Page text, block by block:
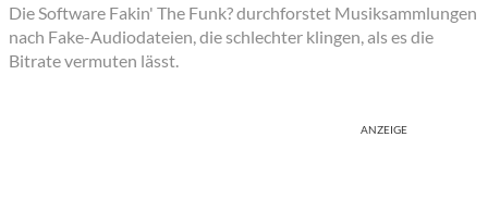
Die Software Fakin' The Funk? durchforstet Musiksammlungen
nach Fake-Audiodateien, die schlechter klingen, als es die
Bitrate vermuten lässt.
ANZEIGE